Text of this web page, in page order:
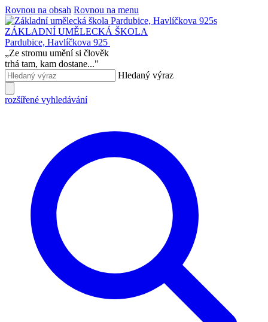
Rovnou na obsah Rovnou na menu
ZÁKLADNÍ UMĚLECKÁ ŠKOLA
Pardubice, Havlíčkova 925
„Ze stromu umění si člověk
trhá tam, kam dostane..."
Hledaný výraz
rozšířené vyhledávání